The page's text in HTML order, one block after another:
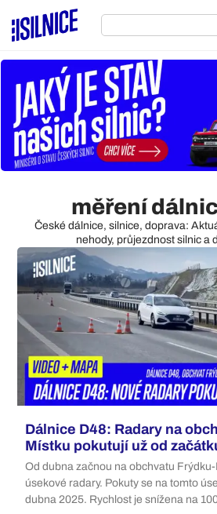
měření
České dálnice, silnice, doprava:
nehody, průjezdnost silnic a
Dálnice D48: Radary na
Místku pokutují už od
Od dubna začnou na obchvatu
úsekové radary. Pokuty se na tomto
dubna 2025. Rychlost je snížena na